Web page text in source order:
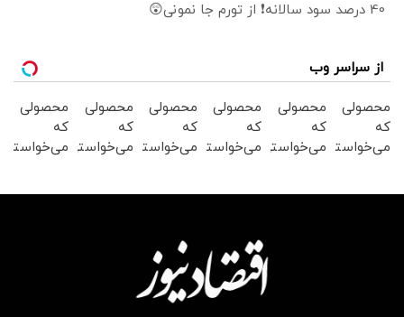
40 درصد سود سالانه❗ از تورم جا نمونی😲
از سراسر وب
محصولی
که
می‌خواستی
محصولی
که
می‌خواستی
محصولی
که
می‌خواستی
بخر !
محصولی
که
می‌خواستی
بخر !
محصولی
که
می‌خواستی
محصولی
که
می‌خواستی